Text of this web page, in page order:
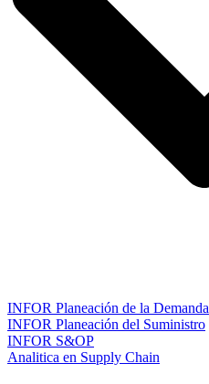
INFOR Planeación de la Demanda
INFOR Planeación del Suministro
INFOR S&OP
Analitica en Supply Chain